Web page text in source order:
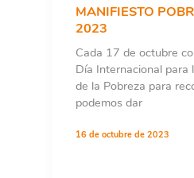
MANIFIESTO
2023
Cada 17 de octubre
Día Internacional para
de la Pobreza para
podemos dar
16 de octubre de 2023